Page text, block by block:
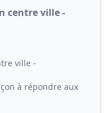
centre ville -
ville -
à répondre aux